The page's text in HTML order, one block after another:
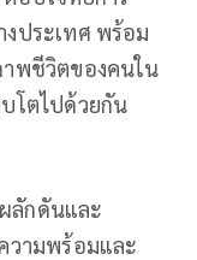
ประเทศ พร้อม
พชีวิตของคนใน
โตไปด้วยกัน
ลักดันและ
วามพร้อมและ